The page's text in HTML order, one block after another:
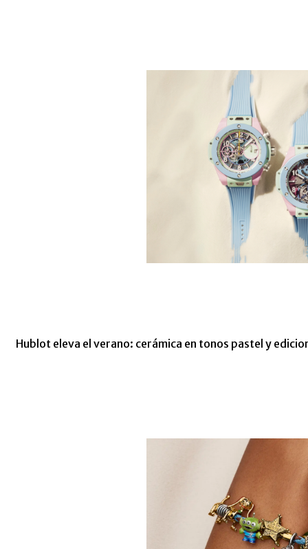
Hublot eleva el verano: cerámica en tonos pastel y